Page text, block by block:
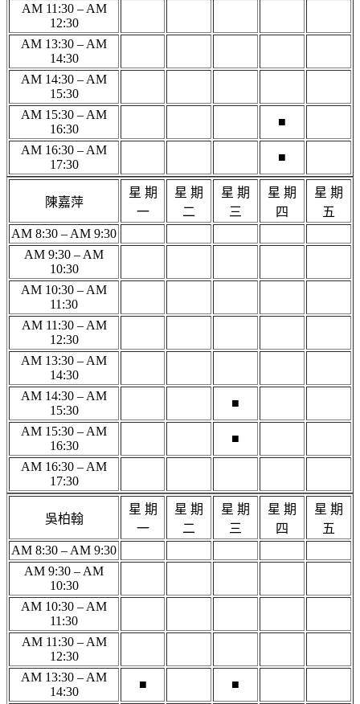
AM 11:30 – AM
12:30
AM 13:30 – AM
14:30
AM 14:30 – AM
15:30
AM 15:30 – AM
16:30
■
AM 16:30 – AM
17:30
■
陳嘉萍
星 期
一
星 期
二
星 期
三
星 期
四
星 期
五
AM 8:30 – AM 9:30
AM 9:30 – AM
10:30
AM 10:30 – AM
11:30
AM 11:30 – AM
12:30
AM 13:30 – AM
14:30
AM 14:30 – AM
15:30
■
AM 15:30 – AM
16:30
■
AM 16:30 – AM
17:30
吳柏翰
星 期
一
星 期
二
星 期
三
星 期
四
星 期
五
AM 8:30 – AM 9:30
AM 9:30 – AM
10:30
AM 10:30 – AM
11:30
AM 11:30 – AM
12:30
AM 13:30 – AM
14:30
■ ■